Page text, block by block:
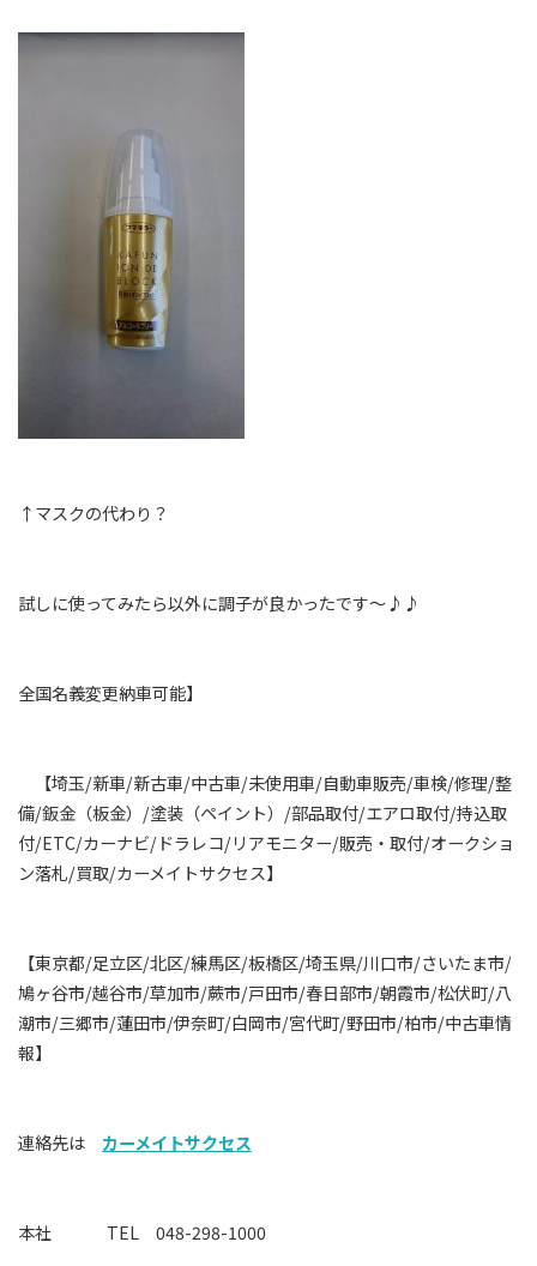
↑マスクの代わり？
試しに使ってみたら以外に調子が良かったです～♪♪
全国名義変更納車可能】
【埼玉/新車/新古車/中古車/未使用車/自動車販売/車検/修理/整
備/鈑金（板金）/塗装（ペイント）/部品取付/エアロ取付/持込取
付/ETC/カーナビ/ドラレコ/リアモニター/販売・取付/オークショ
ン落札/買取/カーメイトサクセス】
【東京都/足立区/北区/練馬区/板橋区/埼玉県/川口市/さいたま市/
鳩ヶ谷市/越谷市/草加市/蕨市/戸田市/春日部市/朝霞市/松伏町/八
潮市/三郷市/蓮田市/伊奈町/白岡市/宮代町/野田市/柏市/中古車情
報】
連絡先は カーメイトサクセス
本社 TEL 048-298-1000